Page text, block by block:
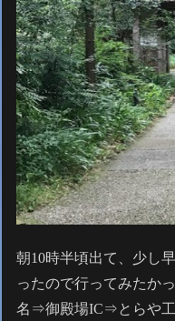
朝10時半頃出て、少し
ったので行ってみたか
名⇒御殿場IC⇒とらや